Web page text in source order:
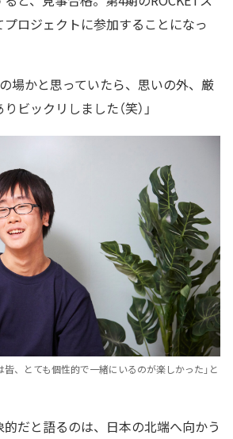
ロジェクトに参加することになっ
場かと思っていたら、思いの外、厳
ビックリしました（笑）」
皆、とても個性的で一緒にいるのが楽しかった」と
だと語るのは、日本の北端へ向かう